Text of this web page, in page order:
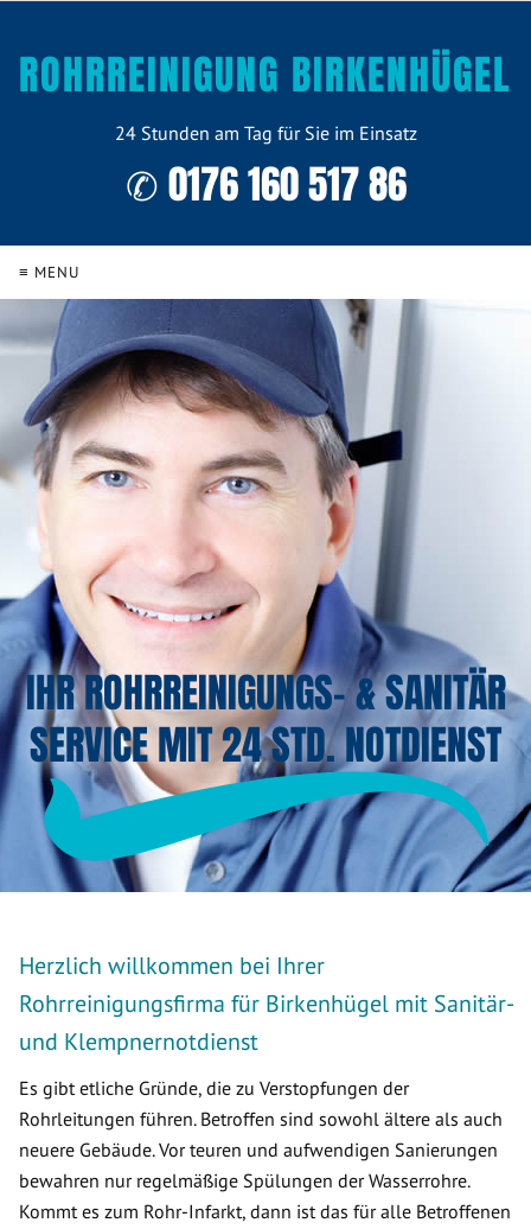
ROHRREINIGUNG BIRKENHÜGEL
24 Stunden am Tag für Sie im Einsatz
✆ 0176 160 517 86
≡ MENU
IHR ROHRREINIGUNGS- & SANITÄR
SERVICE MIT 24 STD. NOTDIENST
Herzlich willkommen bei Ihrer
Rohrreinigungsfirma für Birkenhügel mit Sanitär-
und Klempnernotdienst
Es gibt etliche Gründe, die zu Verstopfungen der
Rohrleitungen führen. Betroffen sind sowohl ältere als auch
neuere Gebäude. Vor teuren und aufwendigen Sanierungen
bewahren nur regelmäßige Spülungen der Wasserrohre.
Kommt es zum Rohr-Infarkt, dann ist das für alle Betroffenen